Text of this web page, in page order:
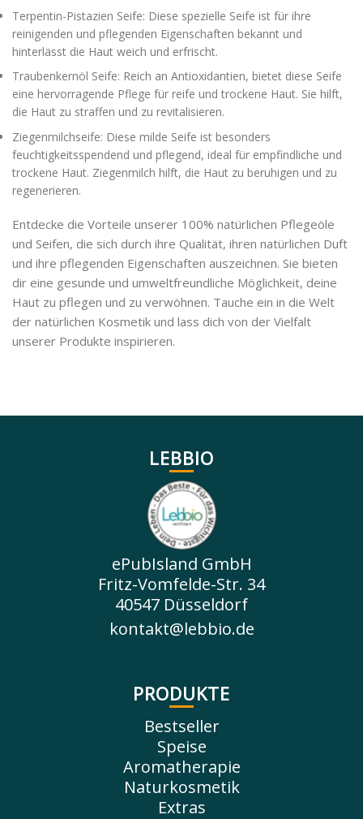
Terpentin-Pistazien Seife: Diese spezielle Seife ist für ihre
reinigenden und pflegenden Eigenschaften bekannt und
hinterlässt die Haut weich und erfrischt.
Traubenkernöl Seife: Reich an Antioxidantien, bietet diese Seife
eine hervorragende Pflege für reife und trockene Haut. Sie hilft,
die Haut zu straffen und zu revitalisieren.
Ziegenmilchseife: Diese milde Seife ist besonders
feuchtigkeitsspendend und pflegend, ideal für empfindliche und
trockene Haut. Ziegenmilch hilft, die Haut zu beruhigen und zu
regenerieren.
Entdecke die Vorteile unserer 100% natürlichen Pflegeöle
und Seifen, die sich durch ihre Qualität, ihren natürlichen Duft
und ihre pflegenden Eigenschaften auszeichnen. Sie bieten
dir eine gesunde und umweltfreundliche Möglichkeit, deine
Haut zu pflegen und zu verwöhnen. Tauche ein in die Welt
der natürlichen Kosmetik und lass dich von der Vielfalt
unserer Produkte inspirieren.
LEBBIO
ePubIsland GmbH
Fritz-Vomfelde-Str. 34
40547 Düsseldorf
kontakt@lebbio.de
PRODUKTE
Bestseller
Speise
Aromatherapie
Naturkosmetik
Extras